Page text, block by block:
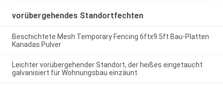
vorübergehendes Standortfechten
Beschichtete Mesh Temporary Fencing 6ftx9.5ft Bau-Platten
Kanadas Pulver
Leichter vorübergehender Standort, der heißes eingetaucht
galvanisiert für Wohnungsbau einzäunt